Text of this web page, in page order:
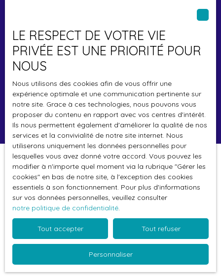
Blog
Parrainage
Villeperdue (37260)
Localisation
Budget max (€)
Surface min (m²)
Rechercher
Pertinence
Trier par Créer une alerte
Aucun résultat
LE RESPECT DE VOTRE VIE
PRIVÉE EST UNE PRIORITÉ POUR
NOUS
Nous utilisons des cookies afin de vous offrir une
expérience optimale et une communication pertinente sur
notre site. Grace à ces technologies, nous pouvons vous
proposer du contenu en rapport avec vos centres d'intérêt.
Ils nous permettent également d'améliorer la qualité de nos
services et la convivialité de notre site internet. Nous
utiliserons uniquement les données personnelles pour
lesquelles vous avez donné votre accord. Vous pouvez les
modifier à n'importe quel moment via la rubrique ″Gérer les
cookies″ en bas de notre site, à l'exception des cookies
essentiels à son fonctionnement. Pour plus d'informations
sur vos données personnelles, veuillez consulter
notre politique de confidentialité.
Tout accepter Tout refuser
Personnaliser